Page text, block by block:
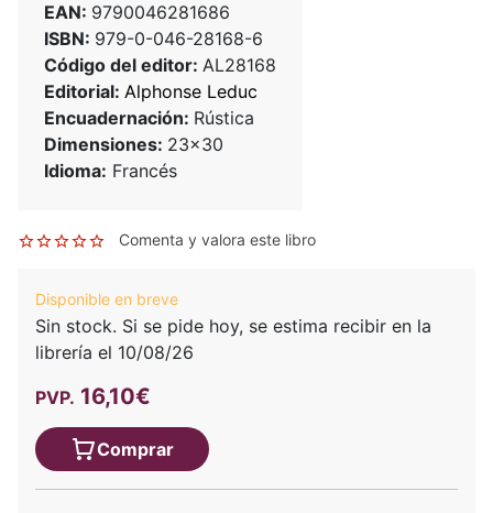
EAN: 9790046281686
ISBN: 979-0-046-28168-6
Código del editor: AL28168
Editorial: Alphonse Leduc
Encuadernación: Rústica
Dimensiones: 23x30
Idioma: Francés
Comenta y valora este libro
Disponible en breve
Sin stock. Si se pide hoy, se estima recibir en la
librería el 10/08/26
PVP. 16,10€
Comprar